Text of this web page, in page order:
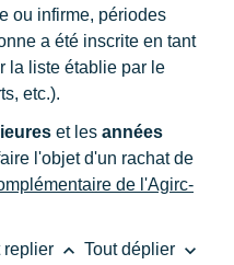
ou infirme, périodes
a été inscrite en tant
la liste établie par le
etc.).
et les années
l'objet d'un rachat de
de l'Agirc-
replier keyboard_arrow_up Tout déplier keyboard_arrow_down